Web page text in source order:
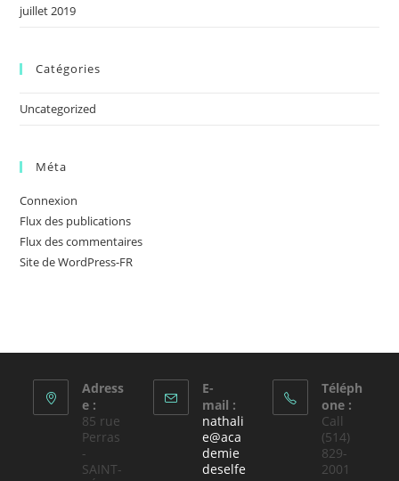
juillet 2019
Catégories
Uncategorized
Méta
Connexion
Flux des publications
Flux des commentaires
Site de WordPress-FR
Adress
e :
85 rue
Perras
-
SAINT-
E-
mail :
nathali
e@aca
demie
deselfe
Téléph
one :
Call
(514)
829-
2001